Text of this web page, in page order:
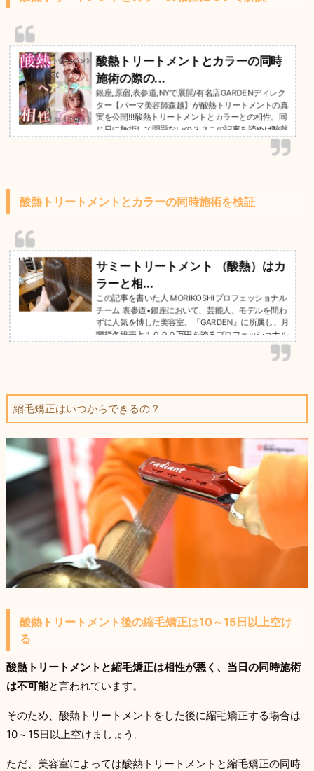
酸熱トリートメントとカラーの同時
施術の際の...
銀座,原宿,表参道,NYで展開/有名店GARDENディレク
ター【パーマ美容師森越】が酸熱トリートメントの真
実を公開!!!酸熱トリートメントとカラーとの相性。同
じ日に施術して問題ないの？？この記事を読めば酸熱
トリートメントとカラーの相性が明らかに。業界最新
の髪質改善トリートメントとは実際にどんなもの？効
７０人以上の酸熱トリートメントを行い、リピート率
酸熱トリートメントとカラーの同時施術を検証
サミートリートメント （酸熱）はカ
ラーと相...
この記事を書いた人 MORIKOSHIプロフェッショナル
チーム 表参道•銀座において、芸能人、モデルを問わ
ずに人気を博した美容室、『GARDEN』に所属し、月
間指名総売上１０００万円を誇るプロフェッショナル
縮毛矯正はいつからできるの？
酸熱トリートメント後の縮毛矯正は10～15日以上空け
る
酸熱トリートメントと縮毛矯正は相性が悪く、当日の同時施術
は不可能と言われています。
そのため、酸熱トリートメントをした後に縮毛矯正する場合は
10～15日以上空けましょう。
ただ、美容室によっては酸熱トリートメントと縮毛矯正の同時